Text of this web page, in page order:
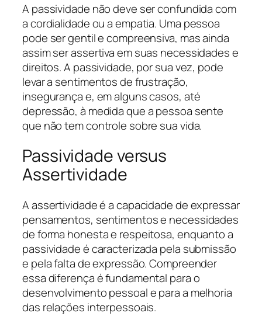
A passividade não deve ser confundida com
a cordialidade ou a empatia. Uma pessoa
pode ser gentil e compreensiva, mas ainda
assim ser assertiva em suas necessidades e
direitos. A passividade, por sua vez, pode
levar a sentimentos de frustração,
insegurança e, em alguns casos, até
depressão, à medida que a pessoa sente
que não tem controle sobre sua vida.
Passividade versus
Assertividade
A assertividade é a capacidade de expressar
pensamentos, sentimentos e necessidades
de forma honesta e respeitosa, enquanto a
passividade é caracterizada pela submissão
e pela falta de expressão. Compreender
essa diferença é fundamental para o
desenvolvimento pessoal e para a melhoria
das relações interpessoais.